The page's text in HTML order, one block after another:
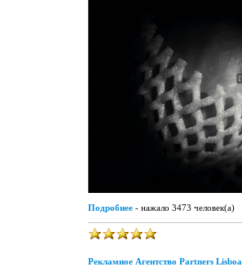
Подробнее - нажало 3473 человек(а)
Рекламное Агентство Partners Lisboa